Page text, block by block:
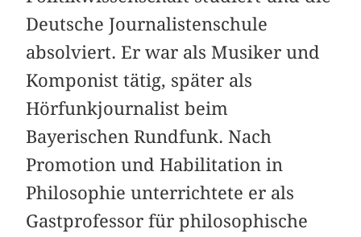
Deutsche Journalistenschule
absolviert. Er war als Musiker und
Komponist tätig, später als
Hörfunkjournalist beim
Bayerischen Rundfunk. Nach
Promotion und Habilitation in
Philosophie unterrichtete er als
Gastprofessor für philosophische